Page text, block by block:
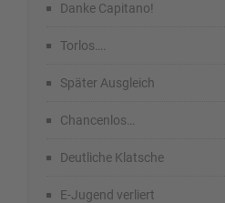
Danke Capitano!
Torlos….
Später Ausgleich
Chancenlos…
Deutliche Klatsche
E-Jugend verliert